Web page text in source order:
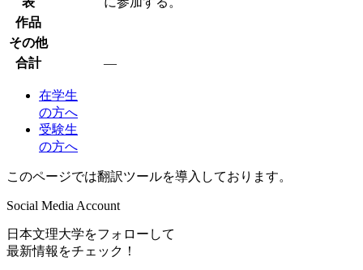
作品
その他
合計
―
在学生
の方へ
受験生
の方へ
このページでは翻訳ツールを導入しております。
Social Media Account
日本文理大学をフォローして
最新情報をチェック！